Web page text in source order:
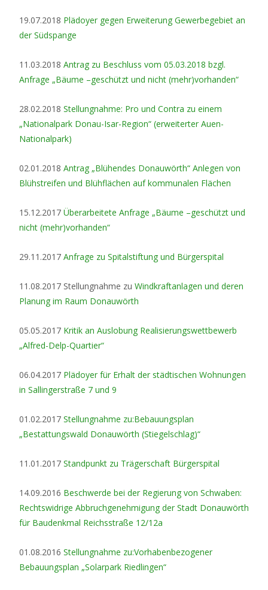
19.07.2018 Plädoyer gegen Erweiterung Gewerbegebiet an
der Südspange
11.03.2018 Antrag zu Beschluss vom 05.03.2018 bzgl.
Anfrage „Bäume –geschützt und nicht (mehr)vorhanden“
28.02.2018 Stellungnahme: Pro und Contra zu einem
„Nationalpark Donau-Isar-Region“ (erweiterter Auen-
Nationalpark)
02.01.2018 Antrag „Blühendes Donauwörth“ Anlegen von
Blühstreifen und Blühflächen auf kommunalen Flächen
15.12.2017 Überarbeitete Anfrage „Bäume –geschützt und
nicht (mehr)vorhanden“
29.11.2017 Anfrage zu Spitalstiftung und Bürgerspital
11.08.2017 Stellungnahme zu Windkraftanlagen und deren
Planung im Raum Donauwörth
05.05.2017 Kritik an Auslobung Realisierungswettbewerb
„Alfred-Delp-Quartier“
06.04.2017 Plädoyer für Erhalt der städtischen Wohnungen
in Sallingerstraße 7 und 9
01.02.2017 Stellungnahme zu:Bebauungsplan
„Bestattungswald Donauwörth (Stiegelschlag)“
11.01.2017 Standpunkt zu Trägerschaft Bürgerspital
14.09.2016 Beschwerde bei der Regierung von Schwaben:
Rechtswidrige Abbruchgenehmigung der Stadt Donauwörth
für Baudenkmal Reichsstraße 12/12a
01.08.2016 Stellungnahme zu:Vorhabenbezogener
Bebauungsplan „Solarpark Riedlingen“